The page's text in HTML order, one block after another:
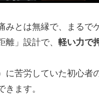
みとは無縁で、まるで
」設計で、 軽い力で
に苦労していた初心
ます。